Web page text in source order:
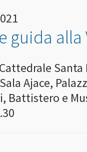
guida alla
Ajace,
Battistero e